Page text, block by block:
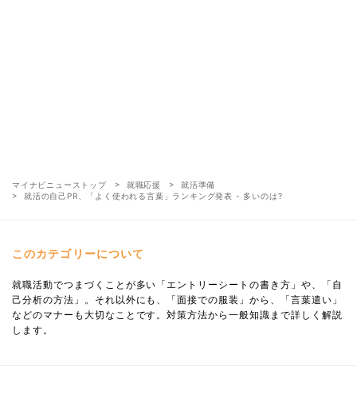
マイナビニューストップ 就職応援
就活準備
就活の自己PR、「よく使われる言葉」ランキング発表 - 多いのは?
このカテゴリーについて
就職活動でつまづくことが多い「エントリーシートの書き方」や、「自
己分析の方法」。それ以外にも、「面接での服装」から、「言葉遣い」
などのマナーも大切なことです。対策方法から一般知識まで詳しく解説
します。